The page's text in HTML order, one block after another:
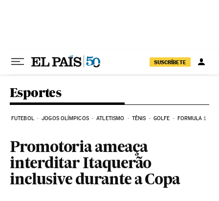
SUSCRÍBETE
Esportes
FUTEBOL JOGOS OLÍMPICOS ATLETISMO TÊNIS GOLFE FORMULA 1
Promotoria ameaça
interditar Itaquerão
inclusive durante a Copa